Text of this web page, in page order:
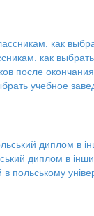
как
после
учебное
диплом в